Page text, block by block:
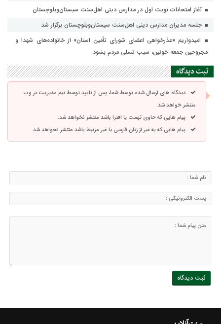
آغاز امتحانات نوبت اول در مدارس دینی اهل‌سنت سیستان‌وبلوچستان
جلسه مدیران مدارس دینی اهل‌سنت سیستان‌وبلوچستان برگزار شد
امیدواریم «عذرخواهی اعضای شورای تأمین استان» از خانواده‌های شهدا و
مجروحین جمعه خونین، سبب تسلی مردم بشود
ثبت دیدگاه
دیدگاه های ارسال شده توسط شما، پس از تایید توسط تیم مدیریت در وب
منتشر خواهد شد.
پیام هایی که حاوی تهمت یا افترا باشد منتشر نخواهد شد.
پیام هایی که به غیر از زبان فارسی یا غیر مرتبط باشد منتشر نخواهد شد.